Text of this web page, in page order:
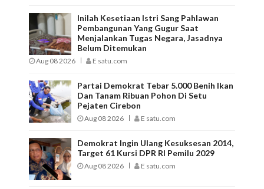
Inilah Kesetiaan Istri Sang Pahlawan
Pembangunan Yang Gugur Saat
Menjalankan Tugas Negara, Jasadnya
Belum Ditemukan
Aug 08 2026 E satu.com
Partai Demokrat Tebar 5.000 Benih Ikan
Dan Tanam Ribuan Pohon Di Setu
Pejaten Cirebon
Aug 08 2026 E satu.com
Demokrat Ingin Ulang Kesuksesan 2014,
Target 61 Kursi DPR RI Pemilu 2029
Aug 08 2026 E satu.com